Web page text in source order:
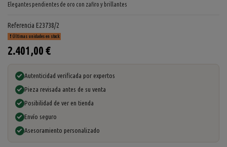
Elegantes pendientes de oro con zafiro y brillantes
Referencia E23738/2
Últimas unidades en stock
2.401,00 €
Autenticidad verificada por expertos
Pieza revisada antes de su venta
Posibilidad de ver en tienda
Envío seguro
Asesoramiento personalizado